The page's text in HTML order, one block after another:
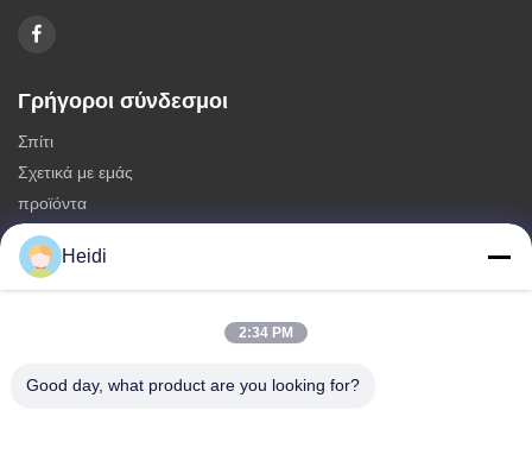
Γρήγοροι σύνδεσμοι
Σπίτι
Σχετικά με εμάς
προϊόντα
Επικοινωνήστε μαζί μας
Κατηγορίες
Μη συνεχείς ίνες πολυεστέρα
Φύλλα πολυεστέρα χαμηλής τήξης
Heidi
2:34 PM
Good day, what product are you looking for?